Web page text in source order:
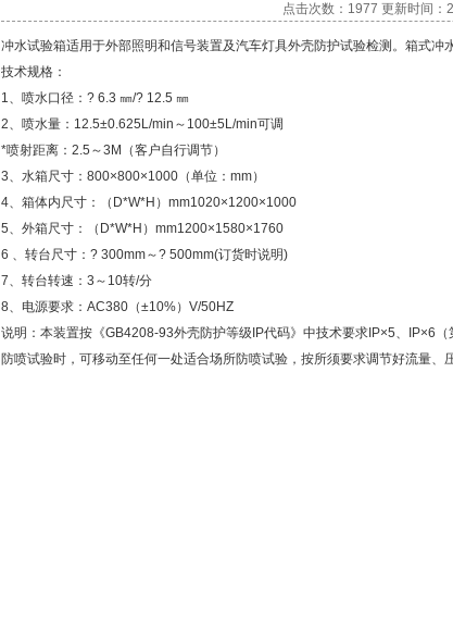
点击次数：1977 更新时间：
冲水试验箱适用于外部照明和信号装置及汽车灯具外壳防护试验检测。箱式冲
技术规格：
1、喷水口径：? 6.3 ㎜/? 12.5 ㎜
2、喷水量：12.5±0.625L/min～100±5L/min可调
*喷射距离：2.5～3M（客户自行调节）
3、水箱尺寸：800×800×1000（单位：mm）
4、箱体内尺寸：（D*W*H）mm1020×1200×1000
5、外箱尺寸：（D*W*H）mm1200×1580×1760
6 、转台尺寸：? 300mm～? 500mm(订货时说明)
7、转台转速：3～10转/分
8、电源要求：AC380（±10%）V/50HZ
说明：本装置按《GB4208-93外壳防护等级IP代码》中技术要求IP×5、IP×6（
防喷试验时，可移动至任何一处适合场所防喷试验，按所须要求调节好流量、